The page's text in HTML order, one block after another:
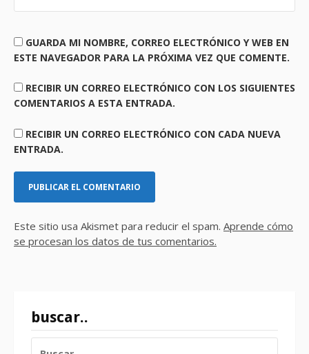
GUARDA MI NOMBRE, CORREO ELECTRÓNICO Y WEB EN
ESTE NAVEGADOR PARA LA PRÓXIMA VEZ QUE COMENTE.
RECIBIR UN CORREO ELECTRÓNICO CON LOS SIGUIENTES
COMENTARIOS A ESTA ENTRADA.
RECIBIR UN CORREO ELECTRÓNICO CON CADA NUEVA
ENTRADA.
Este sitio usa Akismet para reducir el spam. Aprende cómo
se procesan los datos de tus comentarios.
buscar..